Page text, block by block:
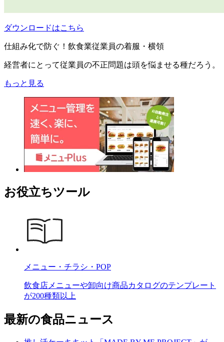
ダウンロードはこちら
仕組み化で防ぐ！飲食業従業員の着服・横領
経営者にとって従業員の不正問題は頭を悩ませる種だろう。
もっと見る
お役立ちツール
メニュー・チラシ・POP
飲食店メニューや卸向け商品カタログのテンプレート
が200種類以上
最新の食品ニュース